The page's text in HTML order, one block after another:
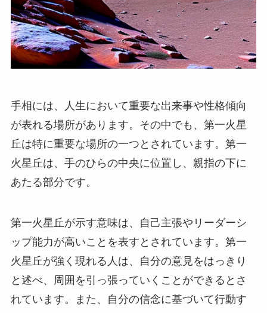
手相には、人生において重要な出来事や性格傾向
が表れる場所があります。その中でも、第一火星
丘は特に重要な場所の一つとされています。第一
火星丘は、手のひらの中央に位置し、親指の下に
あたる部分です。
第一火星丘が示す意味は、自己主張やリーダーシ
ップ能力が高いことを表すとされています。第一
火星丘が強く現れる人は、自分の意見をはっきり
と述べ、周囲を引っ張っていくことができるとさ
れています。また、自分の信念に基づいて行動す